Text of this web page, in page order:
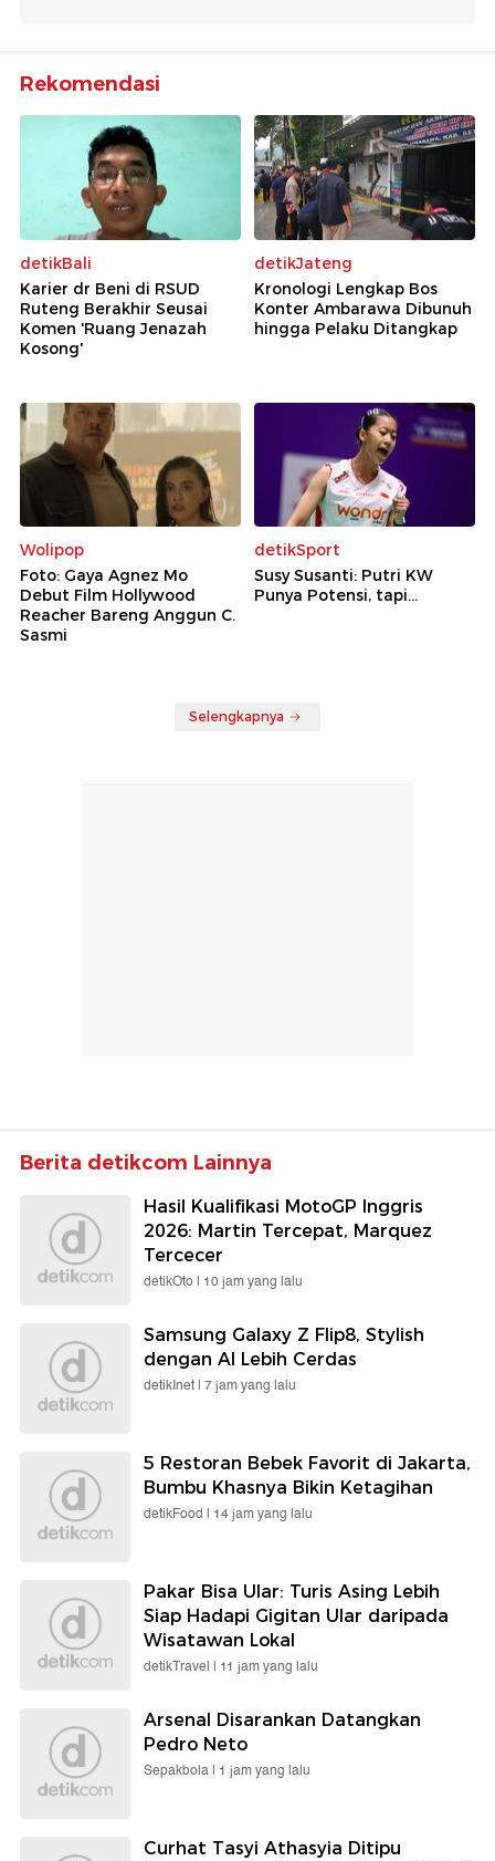
Rekomendasi
detikBali
Karier dr Beni di RSUD
Ruteng Berakhir Seusai
Komen 'Ruang Jenazah
Kosong'
detikJateng
Kronologi Lengkap Bos
Konter Ambarawa Dibunuh
hingga Pelaku Ditangkap
Wolipop
Foto: Gaya Agnez Mo
Debut Film Hollywood
Reacher Bareng Anggun C.
Sasmi
detikSport
Susy Susanti: Putri KW
Punya Potensi, tapi...
Selengkapnya
Berita detikcom Lainnya
Hasil Kualifikasi MotoGP Inggris
2026: Martin Tercepat, Marquez
Tercecer
detikOto | 10 jam yang lalu
Samsung Galaxy Z Flip8, Stylish
dengan AI Lebih Cerdas
detikInet | 7 jam yang lalu
5 Restoran Bebek Favorit di Jakarta,
Bumbu Khasnya Bikin Ketagihan
detikFood | 14 jam yang lalu
Pakar Bisa Ular: Turis Asing Lebih
Siap Hadapi Gigitan Ular daripada
Wisatawan Lokal
detikTravel | 11 jam yang lalu
Arsenal Disarankan Datangkan
Pedro Neto
Sepakbola | 1 jam yang lalu
Curhat Tasyi Athasyia Ditipu